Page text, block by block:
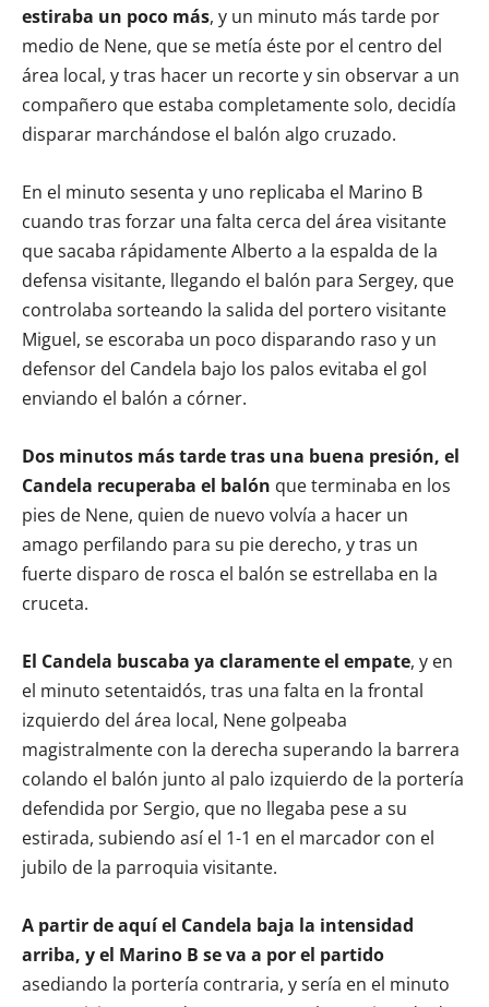
estiraba un poco más, y un minuto más tarde por
medio de Nene, que se metía éste por el centro del
área local, y tras hacer un recorte y sin observar a un
compañero que estaba completamente solo, decidía
disparar marchándose el balón algo cruzado.
En el minuto sesenta y uno replicaba el Marino B
cuando tras forzar una falta cerca del área visitante
que sacaba rápidamente Alberto a la espalda de la
defensa visitante, llegando el balón para Sergey, que
controlaba sorteando la salida del portero visitante
Miguel, se escoraba un poco disparando raso y un
defensor del Candela bajo los palos evitaba el gol
enviando el balón a córner.
Dos minutos más tarde tras una buena presión, el
Candela recuperaba el balón que terminaba en los
pies de Nene, quien de nuevo volvía a hacer un
amago perfilando para su pie derecho, y tras un
fuerte disparo de rosca el balón se estrellaba en la
cruceta.
El Candela buscaba ya claramente el empate, y en
el minuto setentaidós, tras una falta en la frontal
izquierdo del área local, Nene golpeaba
magistralmente con la derecha superando la barrera
colando el balón junto al palo izquierdo de la portería
defendida por Sergio, que no llegaba pese a su
estirada, subiendo así el 1-1 en el marcador con el
jubilo de la parroquia visitante.
A partir de aquí el Candela baja la intensidad
arriba, y el Marino B se va a por el partido
asediando la portería contraria, y sería en el minuto